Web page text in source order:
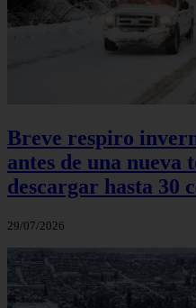
Breve respiro
antes de una
descargar hasta 30
29/07/2026